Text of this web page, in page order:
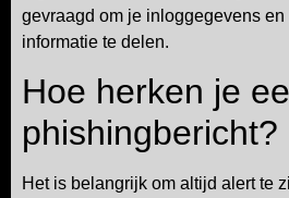
gevraagd om je inloggegevens
informatie te delen.
Hoe herken je
phishingbericht?
Het is belangrijk om altijd alert te